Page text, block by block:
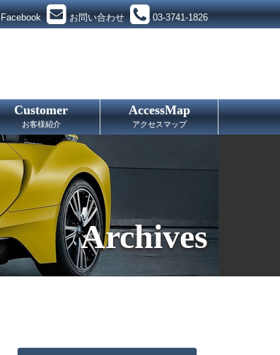
Facebook お問い合わせ 03-3741-1826
Customer
お客様紹介
AccessMap
アクセスマップ
Archives